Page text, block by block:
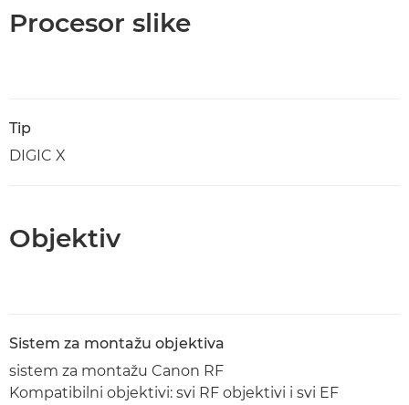
Procesor slike
Tip
DIGIC X
Objektiv
Sistem za montažu objektiva
sistem za montažu Canon RF
Kompatibilni objektivi: svi RF objektivi i svi EF